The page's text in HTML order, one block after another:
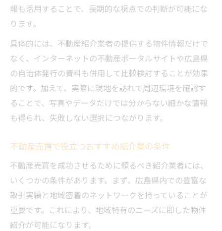
報も活用することで、長期的な視点での判断が可能にな
ります。
具体的には、不動産紹介業者の提供する物件情報だけで
なく、インターネットの不動産ポータルサイトや広島県
の自治体発行の資料も併用して比較検討することが効果
的です。加えて、実際に現地を訪れて周辺環境を確認す
ることで、写真やデータだけでは分からない細かな情報
も得られ、失敗しない選択につながります。
不動産売買で役立つおすすめ紹介業の条件
不動産売買を成功させるために頼るべき紹介業者には、
いくつかの条件があります。まず、広島県内での豊富な
取引実績と地域密着のネットワークを持っていることが
重要です。これにより、地域特有のニーズに即した物件
紹介が可能になります。